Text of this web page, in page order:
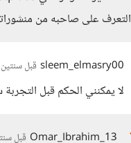
التعرف على صاحبه من
sleem_elmasry00 قبل سنتين
لا يمكنني الحكم قبل
13_Omar_Ibrahim قبل